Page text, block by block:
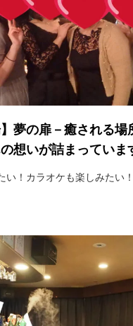
】夢の扉－癒される
想いが詰まっていま
い！カラオケも楽しみたい